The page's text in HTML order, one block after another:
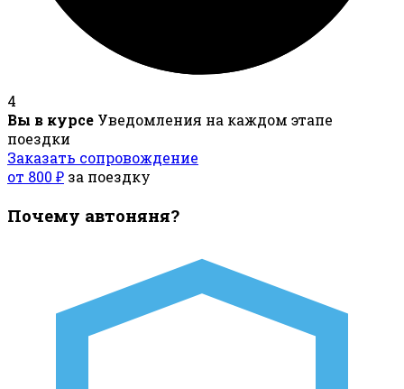
4
Вы в курсе Уведомления на каждом этапе
поездки
Заказать сопровождение
от 800 ₽ за поездку
Почему автоняня?